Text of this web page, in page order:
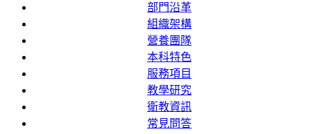
部門沿革
組織架構
營養團隊
本科特色
服務項目
教學研究
衛教資訊
常見問答